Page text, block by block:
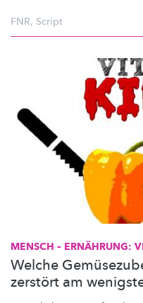
FNR, Script
MENSCH – ERNÄHRUNG:
Welche
zerstört am